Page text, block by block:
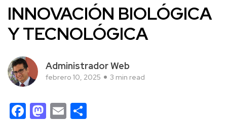
INNOVACIÓN BIOLÓGICA
Y TECNOLÓGICA
Administrador Web
febrero 10, 2025 3 min read
Facebook
Mastodon
Email